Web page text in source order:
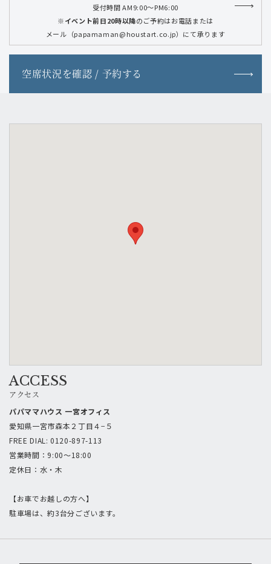
受付時間 AM9:00～PM6:00
※イベント前日20時以降のご予約はお電話または
メール（papamaman@houstart.co.jp）にて承ります
空席状況を確認 / 予約する
ACCESS
アクセス
パパママハウス 一宮オフィス
愛知県一宮市森本２丁目４−５
FREE DIAL: 0120-897-113
営業時間：9:00〜18:00
定休日：水・木
【お車でお越しの方へ】
駐車場は、約3台分ございます。